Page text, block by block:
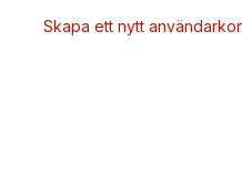
Skapa ett nytt